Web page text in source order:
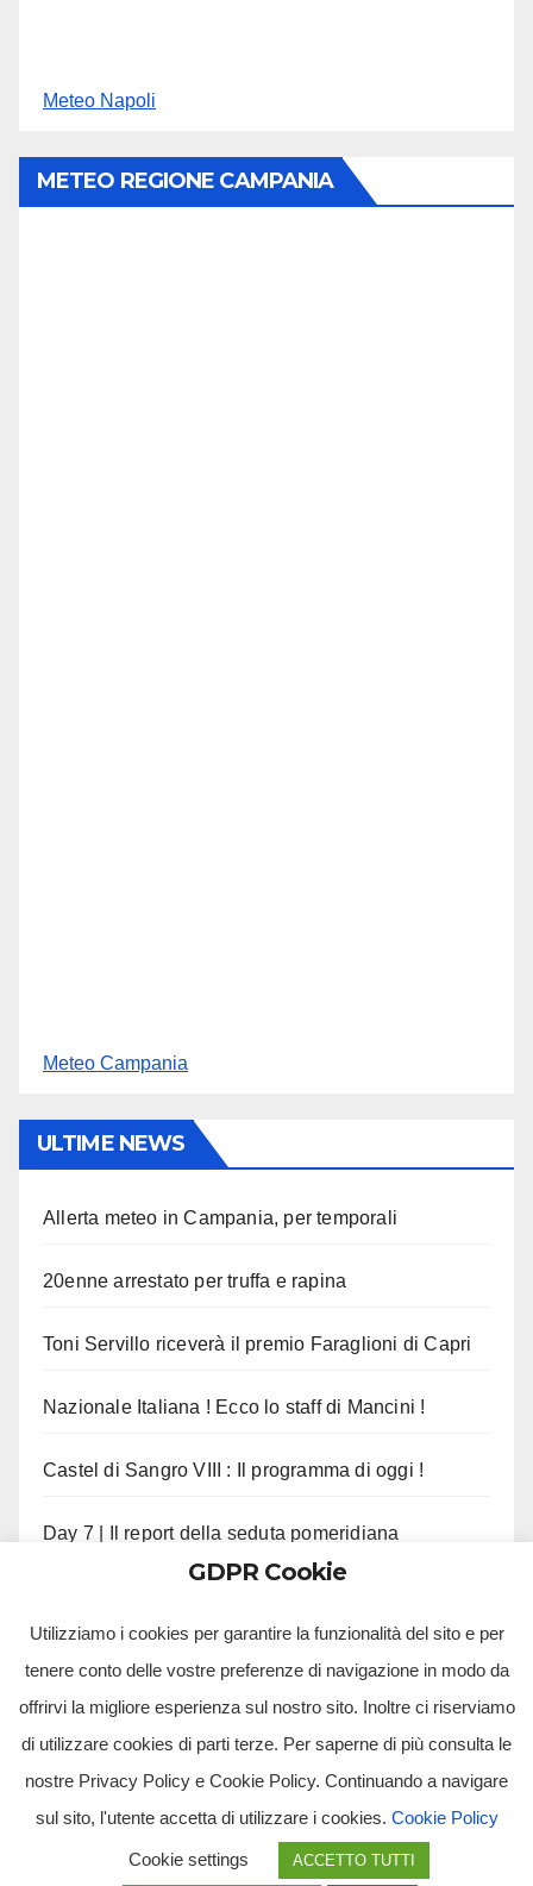
Meteo Napoli
METEO REGIONE CAMPANIA
Meteo Campania
ULTIME NEWS
Allerta meteo in Campania, per temporali
20enne arrestato per truffa e rapina
Toni Servillo riceverà il premio Faraglioni di Capri
Nazionale Italiana ! Ecco lo staff di Mancini !
Castel di Sangro VIII : Il programma di oggi !
Day 7 | Il report della seduta pomeridiana
Tv Multimidia Srl - Via Giulio Natta, SNC, 80126, Napoli (NA).
GDPR Cookie
Utilizziamo i cookies per garantire la funzionalità del sito e per
tenere conto delle vostre preferenze di navigazione in modo da
offrirvi la migliore esperienza sul nostro sito. Inoltre ci riserviamo
di utilizzare cookies di parti terze. Per saperne di più consulta le
nostre Privacy Policy e Cookie Policy. Continuando a navigare
sul sito, l'utente accetta di utilizzare i cookies. Cookie Policy
Cookie settings ACCETTO TUTTI